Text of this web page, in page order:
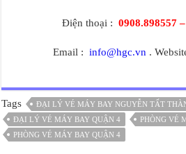
Điện thoại :0908.898557
Email : info@hgc.vn .
Tags
ĐẠI LÝ VÉ MÁY BAY NGUYỄN TẤT
ĐẠI LÝ VÉ MÁY BAY QUẬN 4
PHÒNG VÉ
PHÒNG VÉ MÁY BAY QUẬN 4